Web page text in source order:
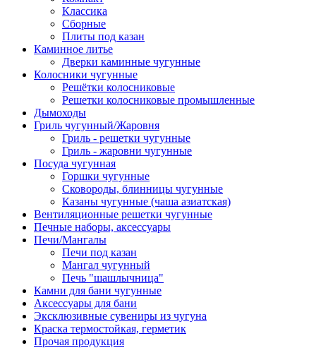
Классика
Сборные
Плиты под казан
Каминное литье
Дверки каминные чугунные
Колосники чугунные
Решётки колосниковые
Решетки колосниковые промышленные
Дымоходы
Гриль чугунный/Жаровня
Гриль - решетки чугунные
Гриль - жаровни чугунные
Посуда чугунная
Горшки чугунные
Сковороды, блинницы чугунные
Казаны чугунные (чаша азиатская)
Вентиляционные решетки чугунные
Печные наборы, аксессуары
Печи/Мангалы
Печи под казан
Мангал чугунный
Печь "шашлычница"
Камни для бани чугунные
Аксессуары для бани
Эксклюзивные сувениры из чугуна
Краска термостойкая, герметик
Прочая продукция